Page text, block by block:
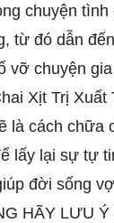
chuyện
từ đó dẫn
vỡ chuyện
Xịt Trị Xuất
là cách chữa
lấy lại sự tự
đời sống
HÃY LƯU